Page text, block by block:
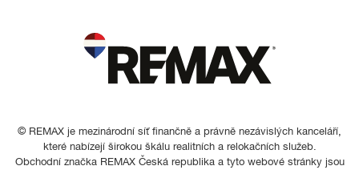
© REMAX je mezinárodní síť finančně a právně nezávislých kanceláří,
které nabízejí širokou škálu realitních a relokačních služeb.
Obchodní značka REMAX Česká republika a tyto webové stránky jsou